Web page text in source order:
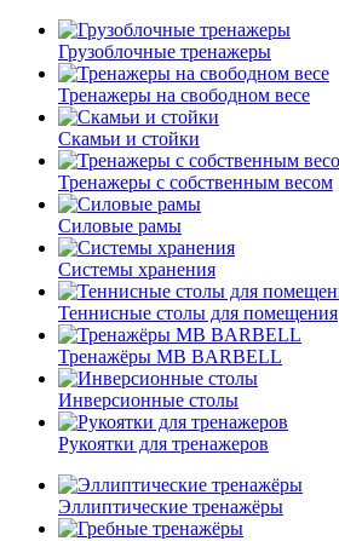
Грузоблочные тренажеры
Тренажеры на свободном весе
Скамьи и стойки
Тренажеры с собственным весом
Силовые рамы
Системы хранения
Теннисные столы для помещения
Тренажёры MB BARBELL
Инверсионные столы
Рукоятки для тренажеров
Эллиптические тренажёры